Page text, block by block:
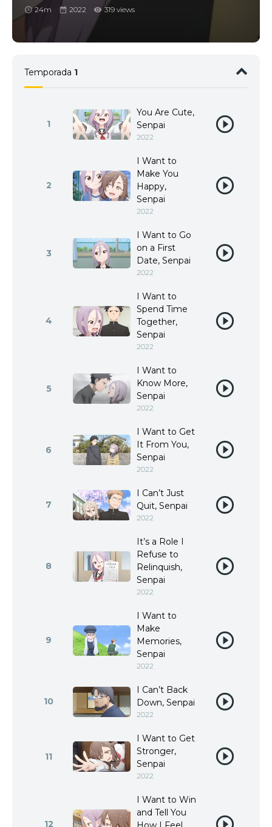
24m 2022 319 views
Temporada 1
1
You Are Cute,
Senpai
2022
2
I Want to
Make You
Happy,
Senpai
2022
3
I Want to Go
on a First
Date, Senpai
2022
4
I Want to
Spend Time
Together,
Senpai
2022
5
I Want to
Know More,
Senpai
2022
6
I Want to Get
It From You,
Senpai
2022
7
I Can’t Just
Quit, Senpai
2022
8
It’s a Role I
Refuse to
Relinquish,
Senpai
2022
9
I Want to
Make
Memories,
Senpai
2022
10
I Can’t Back
Down, Senpai
2022
11
I Want to Get
Stronger,
Senpai
2022
12
I Want to Win
and Tell You